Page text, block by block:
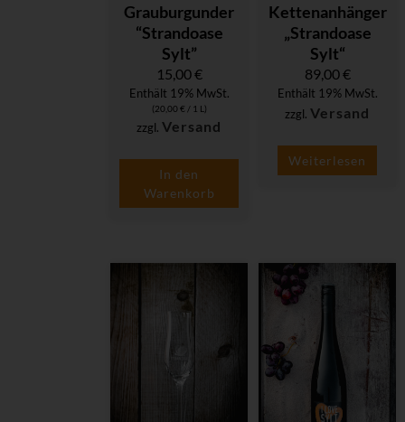
Grauburgunder
“Strandoase
Sylt”
15,00€
Enthält 19% MwSt.
(20,00 € / 1 L)
zzgl.Versand
In den
Warenkorb
Kettenanhänger
„Strandoase
Sylt“
89,00€
Enthält 19% MwSt.
zzgl.Versand
Weiterlesen